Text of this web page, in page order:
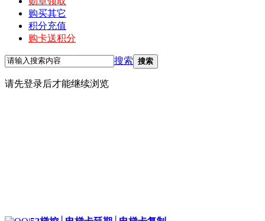
购买其它
积分充值
购卡送积分
搜索 搜索
请先登录后才能继续浏览